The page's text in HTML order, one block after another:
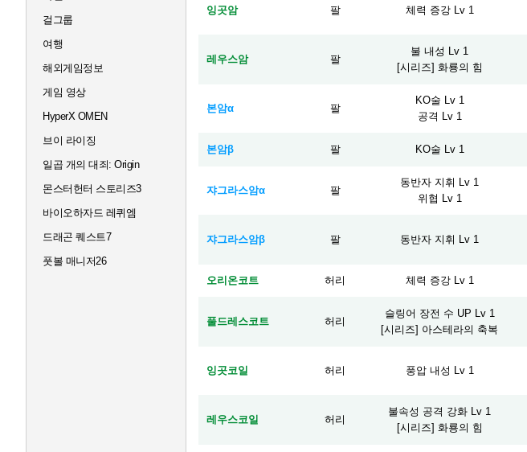
걸그룹
여행
해외게임정보
게임 영상
HyperX OMEN
브이 라이징
일곱 개의 대죄: Origin
몬스터헌터 스토리즈3
바이오하자드 레퀴엠
드래곤 퀘스트7
풋볼 매니저26
잉곳암 팔 체력 증강 Lv 1
레우스암 팔
불 내성 Lv 1
[시리즈] 화룡의 힘
본암α 팔
KO술 Lv 1
공격 Lv 1
본암β 팔 KO술 Lv 1
쟈그라스암α 팔
동반자 지휘 Lv 1
위협 Lv 1
쟈그라스암β 팔 동반자 지휘 Lv 1
오리온코트 허리 체력 증강 Lv 1
풀드레스코트 허리
슬링어 장전 수 UP Lv 1
[시리즈] 아스테라의 축복
잉곳코일 허리 풍압 내성 Lv 1
레우스코일 허리
불속성 공격 강화 Lv 1
[시리즈] 화룡의 힘